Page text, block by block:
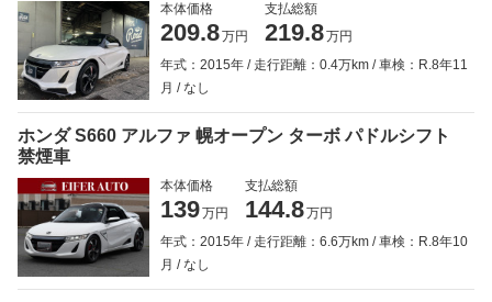
本体価格
209.8万円
支払総額
219.8万円
年式：2015年
走行距離：0.4万km
車検：R.8年11
月
なし
ホンダ S660 アルファ 幌オープン ターボ パドルシフト
禁煙車
本体価格
139万円
支払総額
144.8万円
年式：2015年
走行距離：6.6万km
車検：R.8年10
月
なし